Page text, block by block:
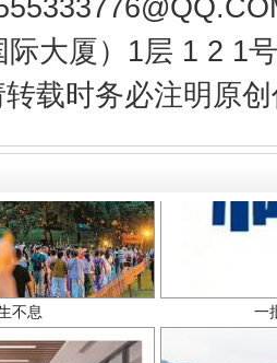
际大厦）1层 1 2 1
载时务必注明原
不息